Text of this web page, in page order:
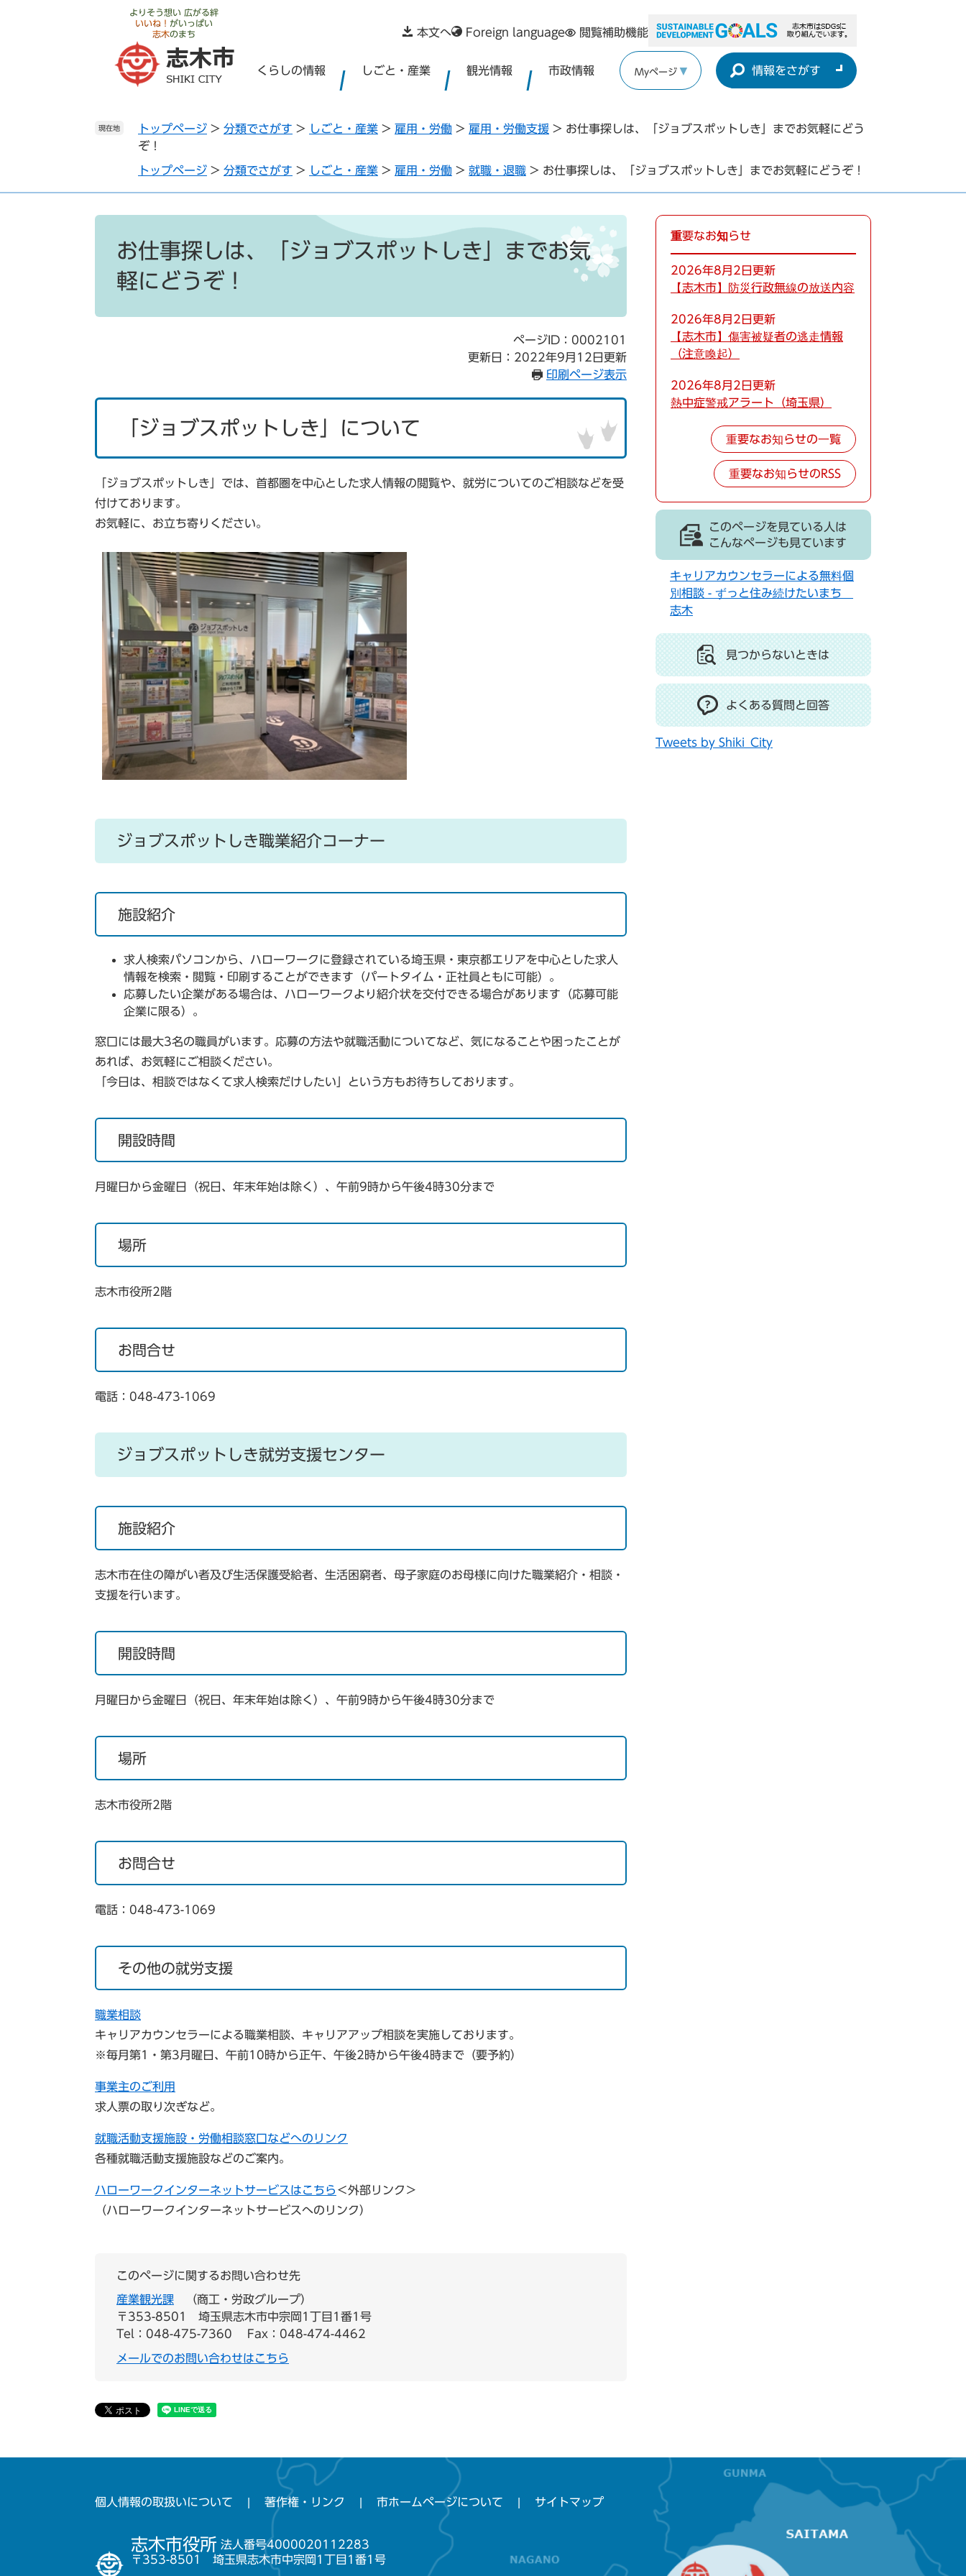
よりそう想い 広がる絆
いいね！ がいっぱい
志木のまち 本文へ Foreign language 閲覧補助機能
くらしの情報 しごと・産業 観光情報 市政情報 Myページ 情報をさがす
現在地 トップページ > 分類でさがす > しごと・産業 > 雇用・労働 > 雇用・労働支援 > お仕事探しは、「ジョブスポットしき」までお気軽にどう
ぞ！
トップページ > 分類でさがす > しごと・産業 > 雇用・労働 > 就職・退職 > お仕事探しは、「ジョブスポットしき」までお気軽にどうぞ！
お仕事探しは、「ジョブスポットしき」までお気
軽にどうぞ！
ページID：0002101
更新日：2022年9月12日更新
印刷ページ表示
「ジョブスポットしき」について
「ジョブスポットしき」では、首都圏を中心とした求人情報の閲覧や、就労についてのご相談などを受
付けております。
お気軽に、お立ち寄りください。
ジョブスポットしき職業紹介コーナー
施設紹介
求人検索パソコンから、ハローワークに登録されている埼玉県・東京都エリアを中心とした求人
情報を検索・閲覧・印刷することができます（パートタイム・正社員ともに可能）。
応募したい企業がある場合は、ハローワークより紹介状を交付できる場合があります（応募可能
企業に限る）。
窓口には最大3名の職員がいます。応募の方法や就職活動についてなど、気になることや困ったことが
あれば、お気軽にご相談ください。
「今日は、相談ではなくて求人検索だけしたい」という方もお待ちしております。
開設時間
月曜日から金曜日（祝日、年末年始は除く）、午前9時から午後4時30分まで
場所
志木市役所2階
お問合せ
電話：048-473-1069
ジョブスポットしき就労支援センター
施設紹介
志木市在住の障がい者及び生活保護受給者、生活困窮者、母子家庭のお母様に向けた職業紹介・相談・
支援を行います。
開設時間
月曜日から金曜日（祝日、年末年始は除く）、午前9時から午後4時30分まで
場所
志木市役所2階
お問合せ
電話：048-473-1069
その他の就労支援
職業相談
キャリアカウンセラーによる職業相談、キャリアアップ相談を実施しております。
※毎月第1・第3月曜日、午前10時から正午、午後2時から午後4時まで（要予約）
事業主のご利用
求人票の取り次ぎなど。
就職活動支援施設・労働相談窓口などへのリンク
各種就職活動支援施設などのご案内。
ハローワークインターネットサービスはこちら ＜外部リンク＞
（ハローワークインターネットサービスへのリンク）
このページに関するお問い合わせ先
産業観光課
商工・労政グループ
〒353-8501
埼玉県志木市中宗岡1丁目1番1号
Tel：048-475-7360
Fax：048-474-4462
メールでのお問い合わせはこちら
重要なお知らせ
2026年8月2日更新
【志木市】防災行政無線の放送内容
2026年8月2日更新
【志木市】傷害被疑者の逃走情報
（注意喚起）
2026年8月2日更新
熱中症警戒アラート（埼玉県）
重要なお知らせの一覧
重要なお知らせのRSS
このページを見ている人は
こんなページも見ています
キャリアカウンセラーによる無料個
別相談 - ずっと住み続けたいまち
志木
見つからないときは
よくある質問と回答
Tweets by Shiki_City
個人情報の取扱いについて 著作権・リンク 市ホームページについて サイトマップ
志木市役所 法人番号4000020112283
〒353-8501 埼玉県志木市中宗岡1丁目1番1号